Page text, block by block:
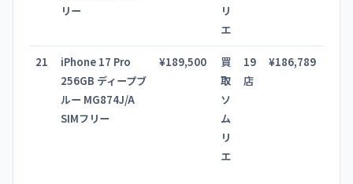
リー
リ
エ
21
iPhone 17 Pro
256GB ディープブ
ルー MG874J/A
SIMフリー
¥189,500
買
取
ソ
ム
リ
エ
19
店
¥186,789